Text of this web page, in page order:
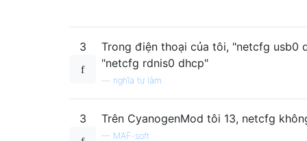
3
Trong điện thoại của tôi, "netcfg usb0
"netcfg rdnis0 dhcp"
nghĩa tự làm
3 Trên CyanogenMod tôi 13, netcfg
— MAF-soft